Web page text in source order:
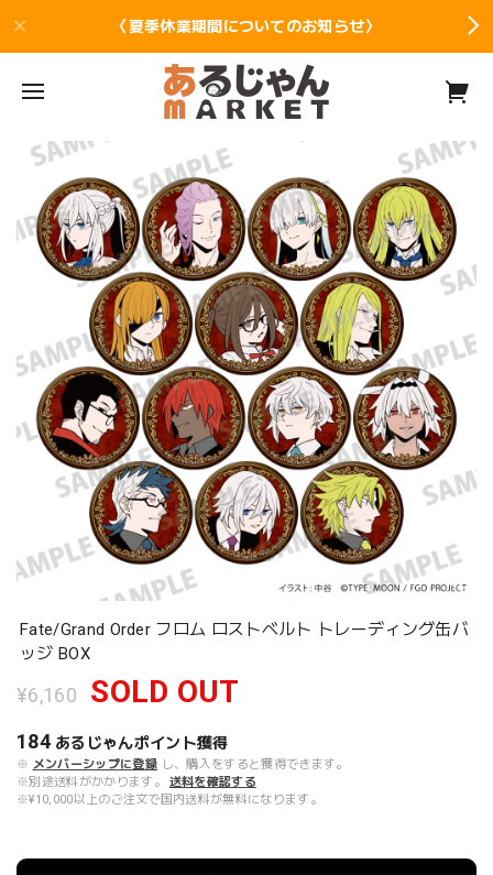
〈夏季休業期間についてのお知らせ〉
Fate/Grand Order フロム ロストベルト トレーディング缶バ
ッジ BOX
¥6,160 SOLD OUT
184 あるじゃんポイント獲得
※ メンバーシップに登録 し、購入をすると獲得できます。
※別途送料がかかります。
送料を確認する
※¥10,000以上のご注文で国内送料が無料になります。